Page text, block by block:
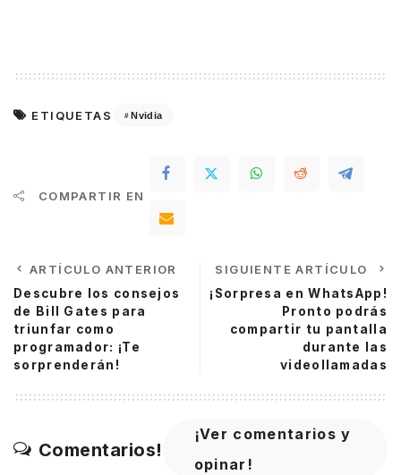
ETIQUETAS Nvidia
COMPARTIR EN
ARTÍCULO ANTERIOR
Descubre los consejos
de Bill Gates para
triunfar como
programador: ¡Te
sorprenderán!
SIGUIENTE ARTÍCULO
¡Sorpresa en WhatsApp!
Pronto podrás
compartir tu pantalla
durante las
videollamadas
Comentarios!
¡Ver comentarios y
opinar!